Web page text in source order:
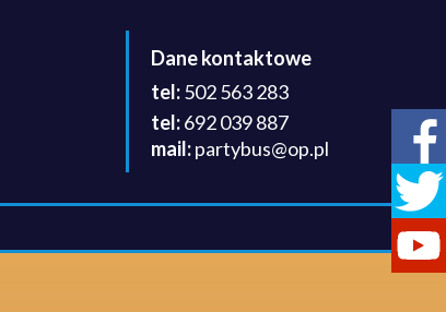
Dane kontaktowe
502 563 283
692 039 887
partybus@op.pl